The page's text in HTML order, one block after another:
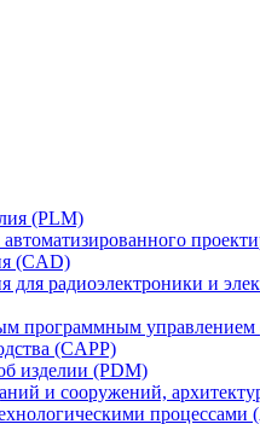
(PLM)
(CAD)
для радиоэлектроники и
программным
(CAPP)
изделии (PDM)
и сооружений,
процессами